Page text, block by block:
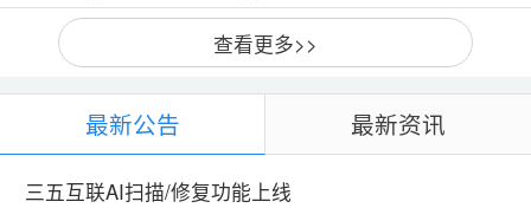
查看更多>>
最新公告 最新资讯
三五互联AI扫描/修复功能上线